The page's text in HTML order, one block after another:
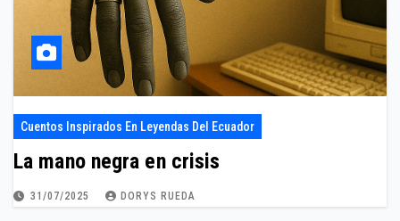
Cuentos Inspirados En Leyendas Del Ecuador
La mano negra en crisis
31/07/2025 DORYS RUEDA